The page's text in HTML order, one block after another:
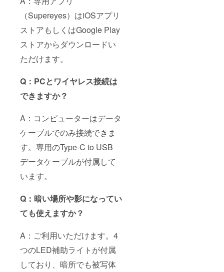
（Supereyes）はiOSアプリ
ストアもしくはGoogle Play
ストアからダウンロードい
ただけます。
Q：PCとワイヤレス接続は
できますか？
A：コンピューターはデータ
ケーブルでのみ接続できま
す。専用のType-C to USB
データケーブルが付属して
います。
Q：暗い場所や影になってい
ても使えますか？
A：ご利用いただけます。4
つのLED補助ライトが付属
しており、暗所でも被写体